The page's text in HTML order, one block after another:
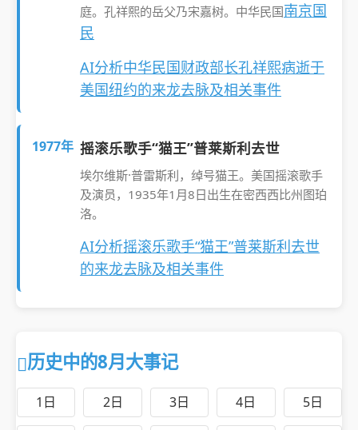
庭。孔祥熙的岳父乃宋嘉树。中华民国南京国
民
AI分析中华民国财政部长孔祥熙病逝于
美国纽约的来龙去脉及相关事件
1977年 摇滚乐歌手“猫王”普莱斯利去世
埃尔维斯·普雷斯利，绰号猫王。美国摇滚歌手
及演员，1935年1月8日出生在密西西比州图珀
洛。
AI分析摇滚乐歌手“猫王”普莱斯利去世
的来龙去脉及相关事件
历史中的8月大事记
1日 2日 3日 4日 5日